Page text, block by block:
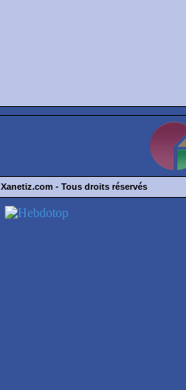
Xanetiz.com - Tous droits réservés